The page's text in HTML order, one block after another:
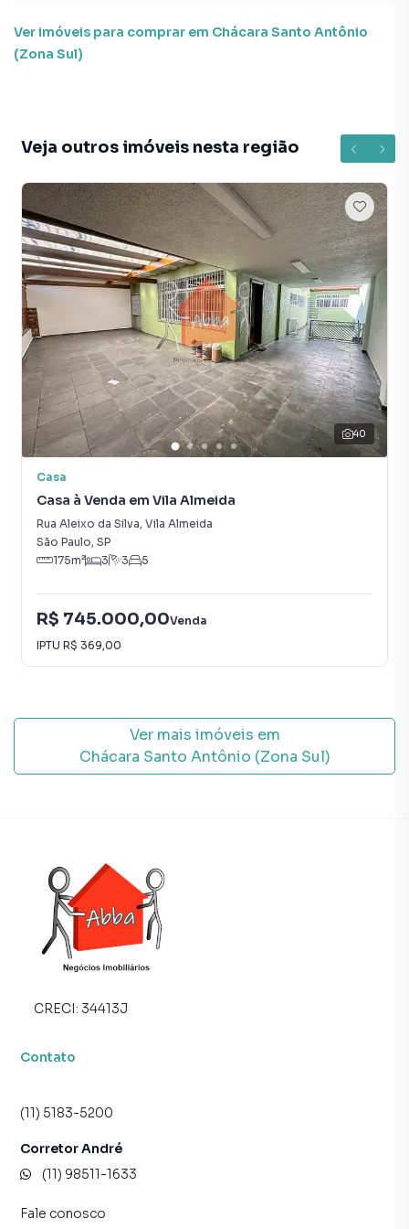
Ver imóveis para comprar em Chácara Santo Antônio
(Zona Sul)
Veja outros imóveis nesta região
40
Casa
Casa à Venda em Vila Almeida
Rua Aleixo da Silva, Vila Almeida
São Paulo, SP
175m² 3 3 5
R$ 745.000,00Venda
IPTU R$ 369,00
Ver mais imóveis em
Chácara Santo Antônio (Zona Sul)
CRECI: 34413J
Contato
(11) 5183-5200
Corretor André
(11) 98511-1633
Fale conosco